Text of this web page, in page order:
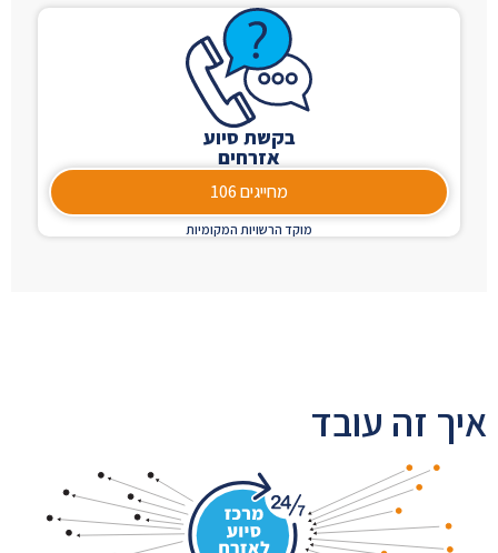
בקשת סיוע
אזרחים
מחייגים 106
מוקד הרשויות המקומיות
איך זה עובד